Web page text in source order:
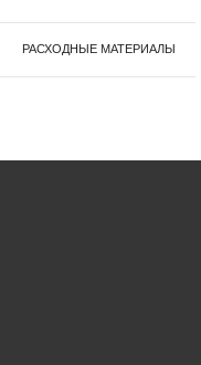
РАСХОДНЫЕ МАТЕРИАЛЫ